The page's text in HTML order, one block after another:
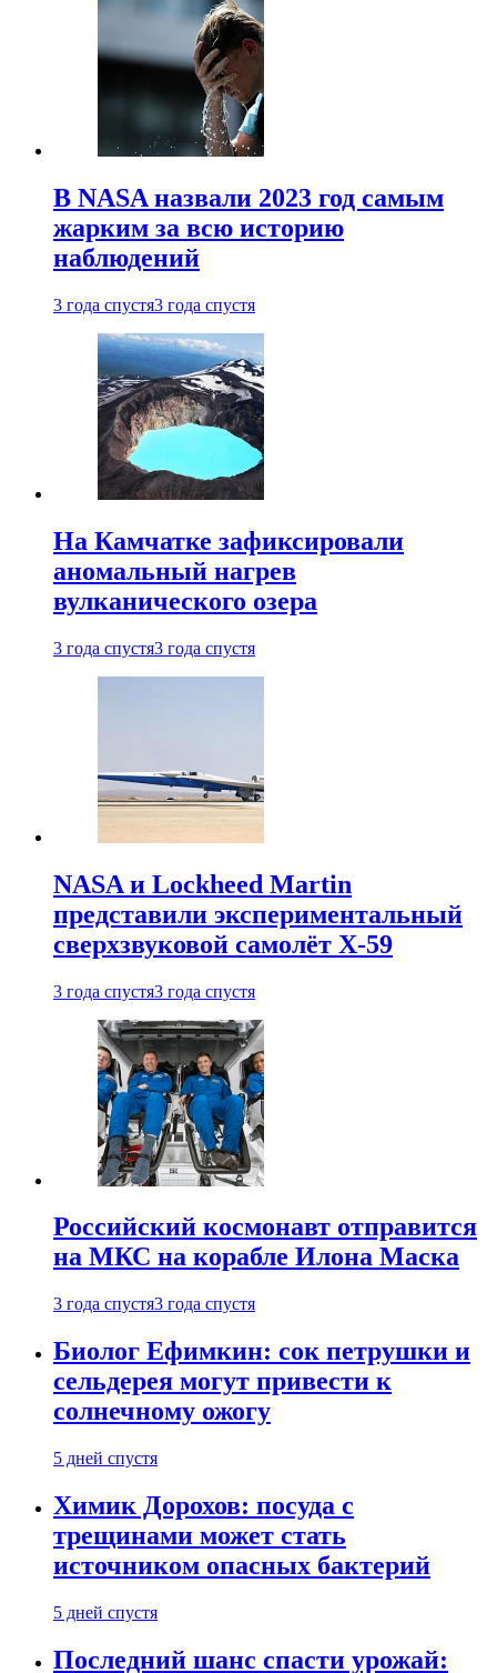
В NASA назвали 2023 год самым
жарким за всю историю
наблюдений
3 года спустя3 года спустя
На Камчатке зафиксировали
аномальный нагрев
вулканического озера
3 года спустя3 года спустя
NASA и Lockheed Martin
представили экспериментальный
сверхзвуковой самолёт X-59
3 года спустя3 года спустя
Российский космонавт отправится
на МКС на корабле Илона Маска
3 года спустя3 года спустя
Биолог Ефимкин: сок петрушки и
сельдерея могут привести к
солнечному ожогу
5 дней спустя
Химик Дорохов: посуда с
трещинами может стать
источником опасных бактерий
5 дней спустя
Последний шанс спасти урожай: